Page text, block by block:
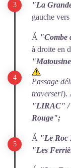
"La
gauche vers
Á "Combe
à droite en
Passage
traverser!).
"LIRAC" /
Rouge";
Á "Le Roc
"Les